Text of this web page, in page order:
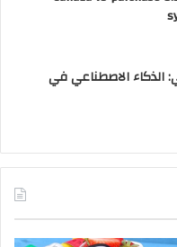
الذكاء الاصطناعي في